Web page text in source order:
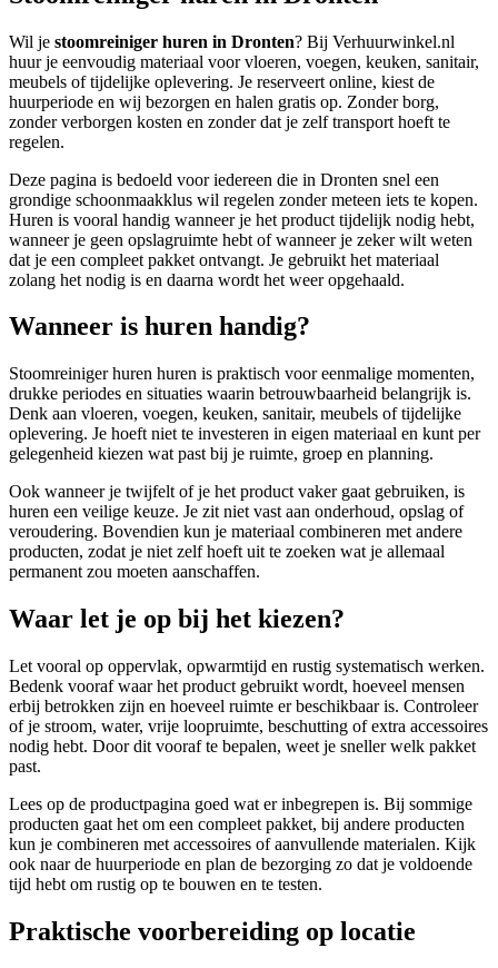
Wil je stoomreiniger huren in Dronten? Bij Verhuurwinkel.nl
huur je eenvoudig materiaal voor vloeren, voegen, keuken, sanitair,
meubels of tijdelijke oplevering. Je reserveert online, kiest de
huurperiode en wij bezorgen en halen gratis op. Zonder borg,
zonder verborgen kosten en zonder dat je zelf transport hoeft te
regelen.
Deze pagina is bedoeld voor iedereen die in Dronten snel een
grondige schoonmaakklus wil regelen zonder meteen iets te kopen.
Huren is vooral handig wanneer je het product tijdelijk nodig hebt,
wanneer je geen opslagruimte hebt of wanneer je zeker wilt weten
dat je een compleet pakket ontvangt. Je gebruikt het materiaal
zolang het nodig is en daarna wordt het weer opgehaald.
Wanneer is huren handig?
Stoomreiniger huren huren is praktisch voor eenmalige momenten,
drukke periodes en situaties waarin betrouwbaarheid belangrijk is.
Denk aan vloeren, voegen, keuken, sanitair, meubels of tijdelijke
oplevering. Je hoeft niet te investeren in eigen materiaal en kunt per
gelegenheid kiezen wat past bij je ruimte, groep en planning.
Ook wanneer je twijfelt of je het product vaker gaat gebruiken, is
huren een veilige keuze. Je zit niet vast aan onderhoud, opslag of
veroudering. Bovendien kun je materiaal combineren met andere
producten, zodat je niet zelf hoeft uit te zoeken wat je allemaal
permanent zou moeten aanschaffen.
Waar let je op bij het kiezen?
Let vooral op oppervlak, opwarmtijd en rustig systematisch werken.
Bedenk vooraf waar het product gebruikt wordt, hoeveel mensen
erbij betrokken zijn en hoeveel ruimte er beschikbaar is. Controleer
of je stroom, water, vrije loopruimte, beschutting of extra accessoires
nodig hebt. Door dit vooraf te bepalen, weet je sneller welk pakket
past.
Lees op de productpagina goed wat er inbegrepen is. Bij sommige
producten gaat het om een compleet pakket, bij andere producten
kun je combineren met accessoires of aanvullende materialen. Kijk
ook naar de huurperiode en plan de bezorging zo dat je voldoende
tijd hebt om rustig op te bouwen en te testen.
Praktische voorbereiding op locatie